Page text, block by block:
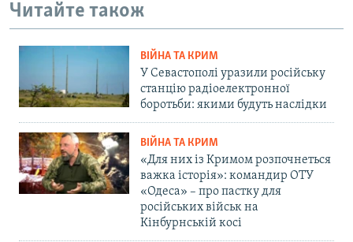
Читайте також
ВІЙНА ТА КРИМ
У Севастополі уразили російську
станцію радіоелектронної
боротьби: якими будуть наслідки
ВІЙНА ТА КРИМ
«Для них із Кримом розпочнеться
важка історія»: командир ОТУ
«Одеса» – про пастку для
російських військ на
Кінбурнській косі